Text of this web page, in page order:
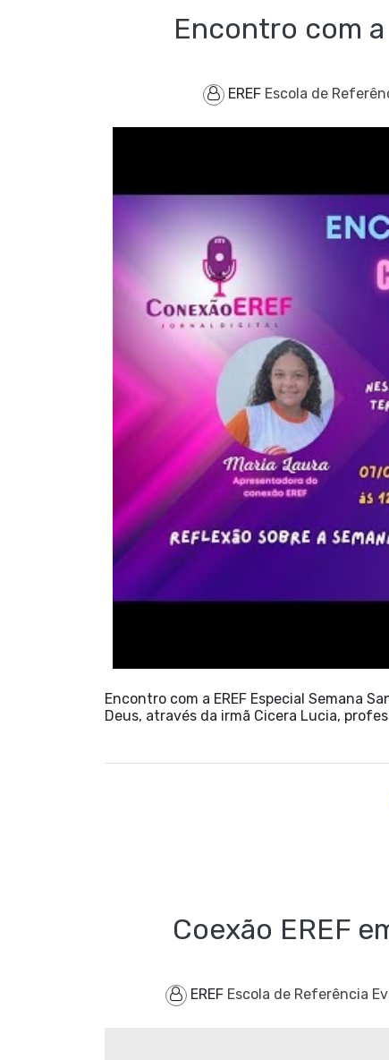
Encontro com a
EREF Escola de
Encontro com a EREF Especial Semana
Deus, através da irmã Cicera Lucia,
Coexão EREF
EREF Escola de Referência